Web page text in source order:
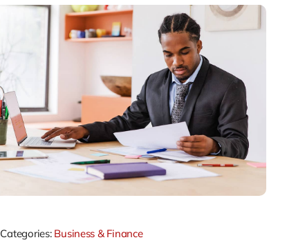
Categories: Business & Finance